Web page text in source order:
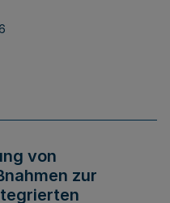
von
zur